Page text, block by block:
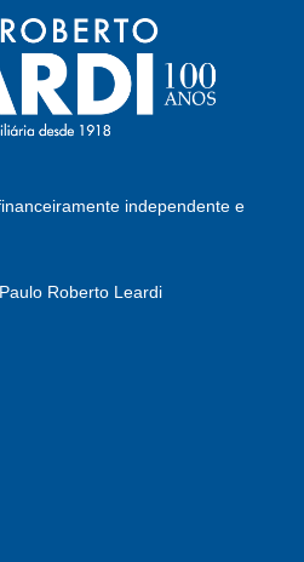
independente e
Roberto Leardi